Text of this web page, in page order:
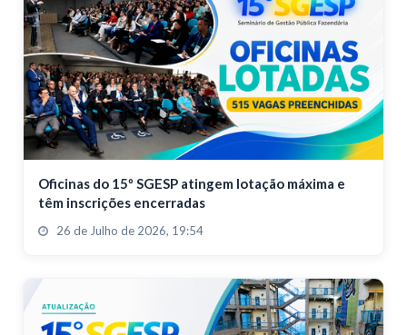
Oficinas do 15º SGESP atingem lotação máxima e
têm inscrições encerradas
26 de Julho de 2026, 19:54